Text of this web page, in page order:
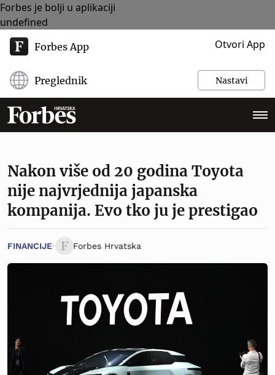
Forbes je bolji u aplikaciji
undefined
Forbes App Otvori App
Preglednik Nastavi
Nakon više od 20 godina Toyota
nije najvrjednija japanska
kompanija. Evo tko ju je prestigao
FINANCIJE Forbes Hrvatska